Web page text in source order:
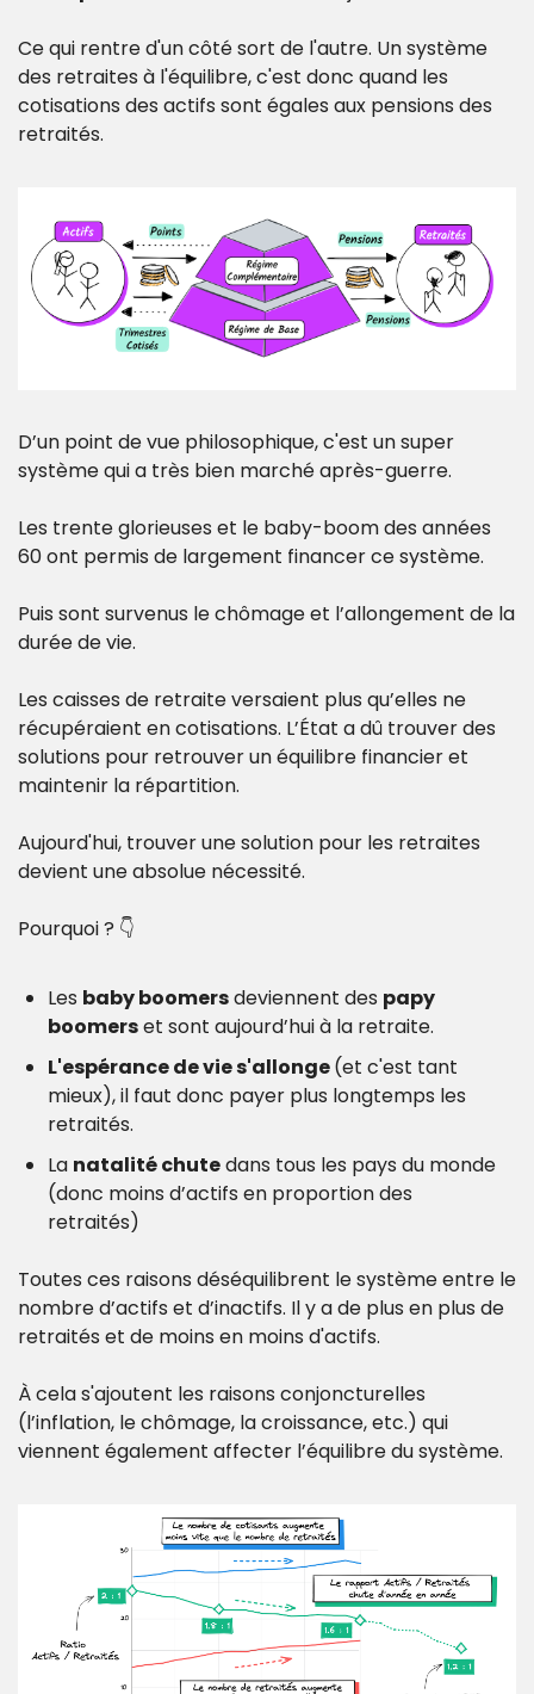
Ce qui rentre d'un côté sort de l'autre. Un système
des retraites à l'équilibre, c'est donc quand les
cotisations des actifs sont égales aux pensions des
retraités.
D’un point de vue philosophique, c'est un super
système qui a très bien marché après-guerre.
Les trente glorieuses et le baby-boom des années
60 ont permis de largement financer ce système.
Puis sont survenus le chômage et l’allongement de la
durée de vie.
Les caisses de retraite versaient plus qu’elles ne
récupéraient en cotisations. L’État a dû trouver des
solutions pour retrouver un équilibre financier et
maintenir la répartition.
Aujourd'hui, trouver une solution pour les retraites
devient une absolue nécessité.
Pourquoi ? 👇
Les baby boomers deviennent des papy
boomers et sont aujourd’hui à la retraite.
L'espérance de vie s'allonge (et c'est tant
mieux), il faut donc payer plus longtemps les
retraités.
La natalité chute dans tous les pays du monde
(donc moins d’actifs en proportion des
retraités)
Toutes ces raisons déséquilibrent le système entre le
nombre d’actifs et d’inactifs. Il y a de plus en plus de
retraités et de moins en moins d'actifs.
À cela s'ajoutent les raisons conjoncturelles
(l’inflation, le chômage, la croissance, etc.) qui
viennent également affecter l’équilibre du système.